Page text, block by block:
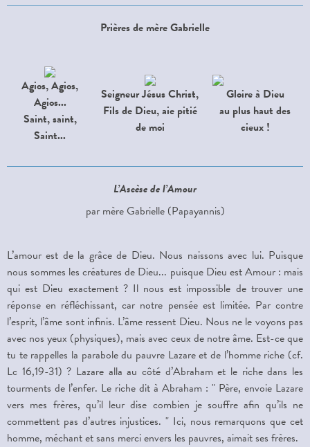
Prières de mère Gabrielle
Agios, Agios,
Agios...
Saint, saint,
Saint...
Seigneur Jésus Christ,
Fils de Dieu, aie pitié
de moi
Gloire à Dieu
au plus haut des
cieux !
L’Ascèse de l’Amour
par mère Gabrielle (Papayannis)
L’amour est de la grâce de Dieu. Nous naissons avec lui. Puisque
nous sommes les créatures de Dieu... puisque Dieu est Amour : mais
qui est Dieu exactement ? Il nous est impossible de trouver une
réponse en réfléchissant, car notre pensée est limitée. Par contre
l’esprit, l’âme sont infinis. L’âme ressent Dieu. Nous ne le voyons pas
avec nos yeux (physiques), mais avec ceux de notre âme. Est-ce que
tu te rappelles la parabole du pauvre Lazare et de l’homme riche (cf.
Lc 16,19-31) ? Lazare alla au côté d’Abraham et le riche dans les
tourments de l’enfer. Le riche dit à Abraham : " Père, envoie Lazare
vers mes frères, qu’il leur dise combien je souffre afin qu’ils ne
commettent pas d’autres injustices. " Ici, nous remarquons que cet
homme, méchant et sans merci envers les pauvres, aimait ses frères.